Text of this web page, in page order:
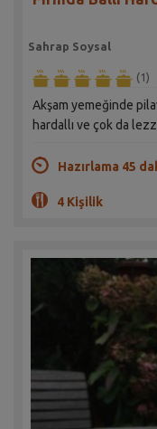
Sahrap Soysal
(1)
Akşam yemeğinde
hardallı ve çok da
Hazırlama 45
4 Kişilik